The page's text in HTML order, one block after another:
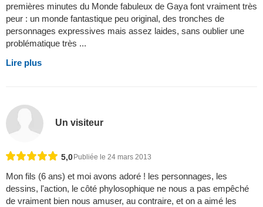
premières minutes du Monde fabuleux de Gaya font vraiment très
peur : un monde fantastique peu original, des tronches de
personnages expressives mais assez laides, sans oublier une
problématique très ...
Lire plus
Un visiteur
5,0 Publiée le 24 mars 2013
Mon fils (6 ans) et moi avons adoré ! les personnages, les
dessins, l'action, le côté phylosophique ne nous a pas empêché
de vraiment bien nous amuser, au contraire, et on a aimé les